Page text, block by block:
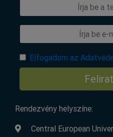
Elfogadom az
Rendezvény helyszíne:
Central European